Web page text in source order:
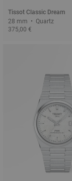
Tissot Classic Dream
28 mm • Quartz
375,00 €